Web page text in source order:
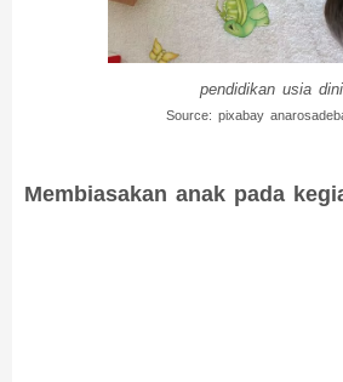
pendidikan usia dini
Source: pixabay
Membiasakan anak pada